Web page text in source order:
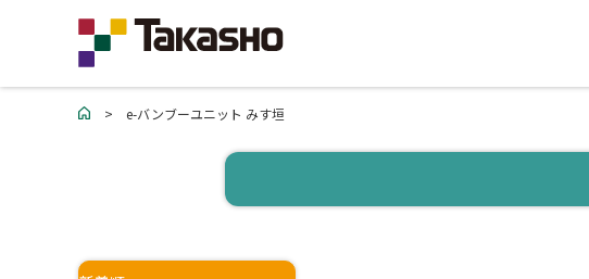
> e-バンブーユニット みす垣